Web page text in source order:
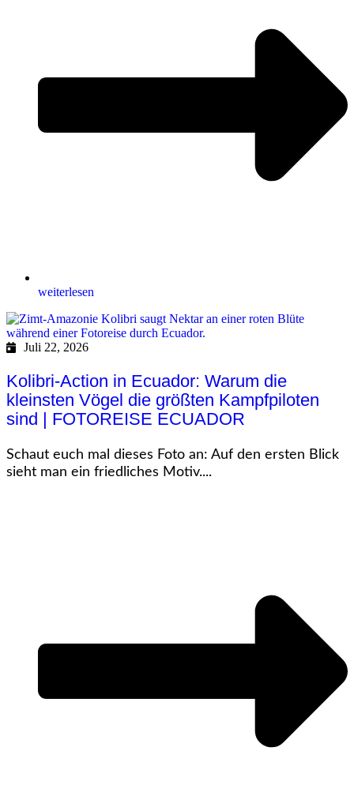
weiterlesen
Juli 22, 2026
Kolibri-Action in Ecuador: Warum die
kleinsten Vögel die größten Kampfpiloten
sind | FOTOREISE ECUADOR
Schaut euch mal dieses Foto an: Auf den ersten Blick
sieht man ein friedliches Motiv....